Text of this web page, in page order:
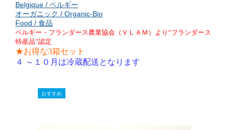
Belgique / ベルギー
オーガニック / Organic-Bio
Food / 食品
ベルギー・フランダース農業協会（ＶＬＡＭ）より“フランダース
特産品”認定
★お得な3箱セット
４ ～１０月は冷蔵配送となります